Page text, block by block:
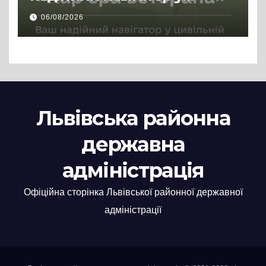
цивільній професії
06/08/2026
Львівська районна
державна
адміністрація
Офіційна сторінка Львівської районної державної
адміністрації